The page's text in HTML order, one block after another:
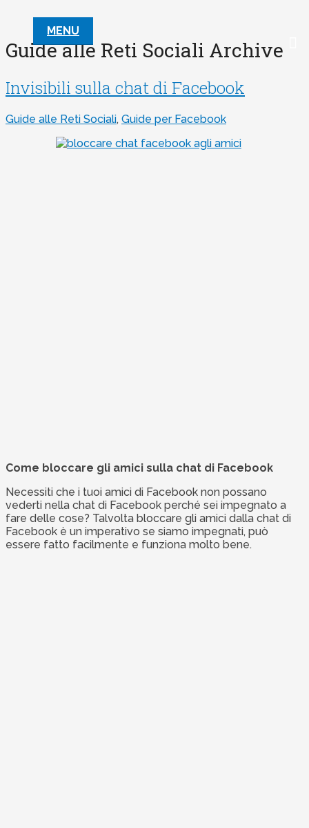
MENU
Guide alle Reti Sociali Archive
Invisibili sulla chat di Facebook
Guide alle Reti Sociali, Guide per Facebook
Come bloccare gli amici sulla chat di Facebook
Necessiti che i tuoi amici di Facebook non possano
vederti nella chat di Facebook perché sei impegnato a
fare delle cose? Talvolta bloccare gli amici dalla chat di
Facebook è un imperativo se siamo impegnati, può
essere fatto facilmente e funziona molto bene.